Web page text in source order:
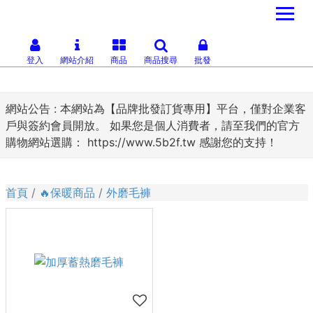
網站公告 : 本網站為【品牌批發訂貨專用】平台，僅對企業客
戶與簽約會員開放。 如果您是個人消費者，請至我們的官方
購物網站選購： https://www.5b2f.tw 感謝您的支持！
登入 網站介紹 商品 商品搜尋 批發
首頁 🔥保暖商品 外磨毛褲